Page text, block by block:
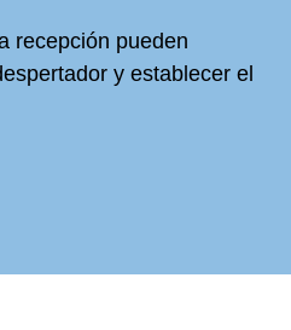
recepción pueden
y establecer el